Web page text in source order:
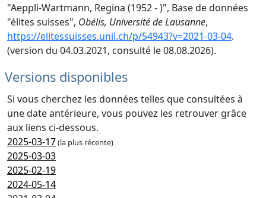
"Aeppli-Wartmann, Regina (1952 - )", Base de données
"élites suisses", Obélis, Université de Lausanne,
https://elitessuisses.unil.ch/p/54943?v=2021-03-04.
(version du 04.03.2021, consulté le 08.08.2026).
Versions disponibles
Si vous cherchez les données telles que consultées à
une date antérieure, vous pouvez les retrouver grâce
aux liens ci-dessous.
2025-03-17(la plus récente)
2025-03-03
2025-02-19
2024-05-14